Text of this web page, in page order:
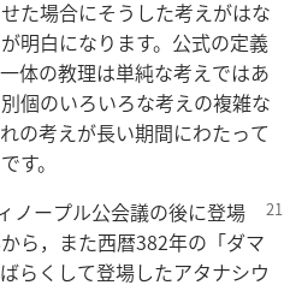
た場合にそうした考えがはな
明白になります。公式の定義
体の教理は単純な考えではあ
個のいろいろな考えの複雑な
の考えが長い期間にわたって
す。
ノープル公会議の後に登場
ら，また西暦382年の「ダマ
らくして登場したアタナシウ